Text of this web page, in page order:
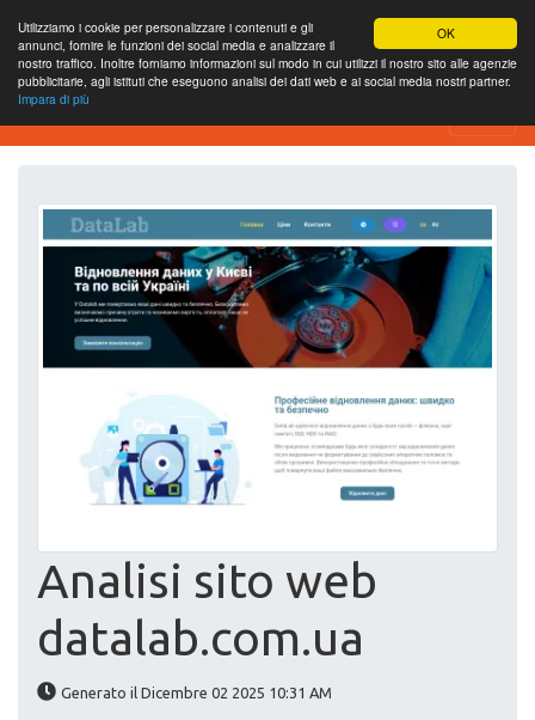
OK
Utilizziamo i cookie per personalizzare i contenuti e gli
annunci, fornire le funzioni dei social media e analizzare il
nostro traffico. Inoltre forniamo informazioni sul modo in cui utilizzi il nostro sito alle agenzie
pubblicitarie, agli istituti che eseguono analisi dei dati web e ai social media nostri partner.
Impara di più
Strumento di analisi del sito web
Analisi sito web
datalab.com.ua
Generato il Dicembre 02 2025 10:31 AM